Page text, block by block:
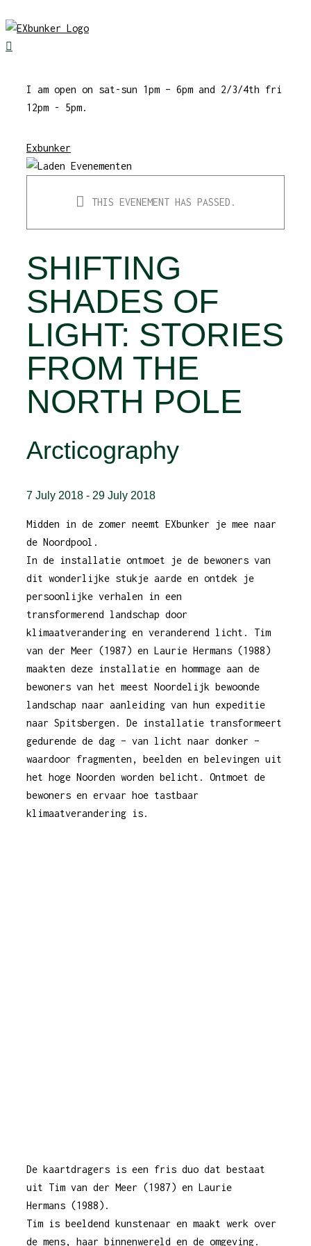
to
content
I am open on sat-sun 1pm – 6pm and 2/3/4th fri
12pm - 5pm.
Exbunker
THIS EVENEMENT HAS PASSED.
SHIFTING
SHADES OF
LIGHT: STORIES
FROM THE
NORTH POLE
Arcticography
7 July 2018 - 29 July 2018
Midden in de zomer neemt EXbunker je mee naar
de Noordpool.
In de installatie ontmoet je de bewoners van
dit wonderlijke stukje aarde en ontdek je
persoonlijke verhalen in een
transformerend landschap door
klimaatverandering en veranderend licht. Tim
van der Meer (1987) en Laurie Hermans (1988)
maakten deze installatie en hommage aan de
bewoners van het meest Noordelijk bewoonde
landschap naar aanleiding van hun expeditie
naar Spitsbergen. De installatie transformeert
gedurende de dag – van licht naar donker –
waardoor fragmenten, beelden en belevingen uit
het hoge Noorden worden belicht. Ontmoet de
bewoners en ervaar hoe tastbaar
klimaatverandering is.
De kaartdragers is een fris duo dat bestaat
uit Tim van der Meer (1987) en Laurie
Hermans (1988).
Tim is beeldend kunstenaar en maakt werk over
de mens, haar binnenwereld en de omgeving.